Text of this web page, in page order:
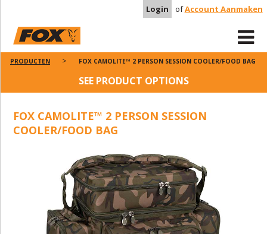
Login ofAccount Aanmaken
PRODUCTEN FOX CAMOLITE™ 2 PERSON SESSION COOLER/FOOD BAG
SEE PRODUCT OPTIONS
FOX CAMOLITE™ 2 PERSON SESSION
COOLER/FOOD BAG